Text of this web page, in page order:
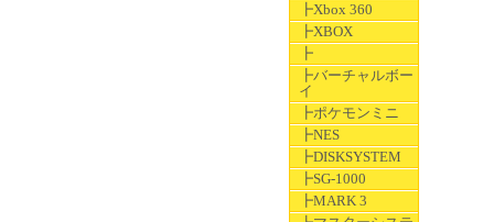
┣Xbox 360
┣XBOX
┣
┣バーチャルボー
イ
┣ポケモンミニ
┣NES
┣DISKSYSTEM
┣SG-1000
┣MARK 3